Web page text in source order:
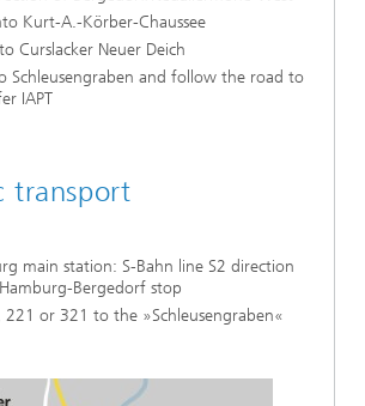
Kurt-A.-Körber-Chaussee
Curslacker Neuer Deich
Schleusengraben and follow the road to
IAPT
transport
main station: S-Bahn line S2 direction
Bergedorf stop
221 or 321 to the »Schleusengraben«